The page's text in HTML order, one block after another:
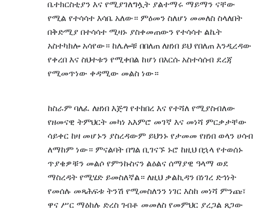
ቤተክርስቲያን እና የሚያገለግሏት ያልተማሩ ማይማን ናቸው
የሚል የተሳሳተ እሳቤ አለው። ምዕመን ስለሆነ መመለስ ስላለበት
በቅድሚያ በተሳሳተ ሚዛኑ ያስቀመጠውን የተሳሳተ ልኬት
አስተካክሎ አሳየው። ከሌሎቹ በበለጠ ለዘነበ ይህ የበለጠ እንዲረዳው
የቀረበ እና ስህተቱን የሚቀበል ከሆነ በእርሱ አስተሳሰብ ደረጃ
የሚመጥነው ቀዳሚው መልስ ነው።
ከስራም ባለፈ ለዘነበ እጅግ የተከበረ እና የተሻለ የሚያስብለው
የዘመናዊ ትምህርት መካነ አእምሮ መገኛ እና መነሻ ምርቃታቸው
ሳይቀር ከዛ መሆኑን ያስረዳውም ይህንኑ የታመመ የዘነበ ወላን ሀሳብ
ለማከም ነው። ምናልባት በግል ቢገናኙ ኑሮ ከዚህ በኋላ የተወሰኑ
ጥያቄዎቹን መልሶ የምንኩስናን ልዕልና ሰማያዊ ዓላማ ወደ
ማስረዳት የሚሄድ ይመስለኛል። ለዚህ ቃልኪዳን በነገረ ድኅነት
የመሰሉ መጻሕፍቱ ትንሽ የሚመስለንን ነገር እስከ መነሻ ምንጩ፣
ዋና ሥር ማዕከሉ ድረስ ገብቶ መመለስ የመምህር ያረጋል ጸጋው